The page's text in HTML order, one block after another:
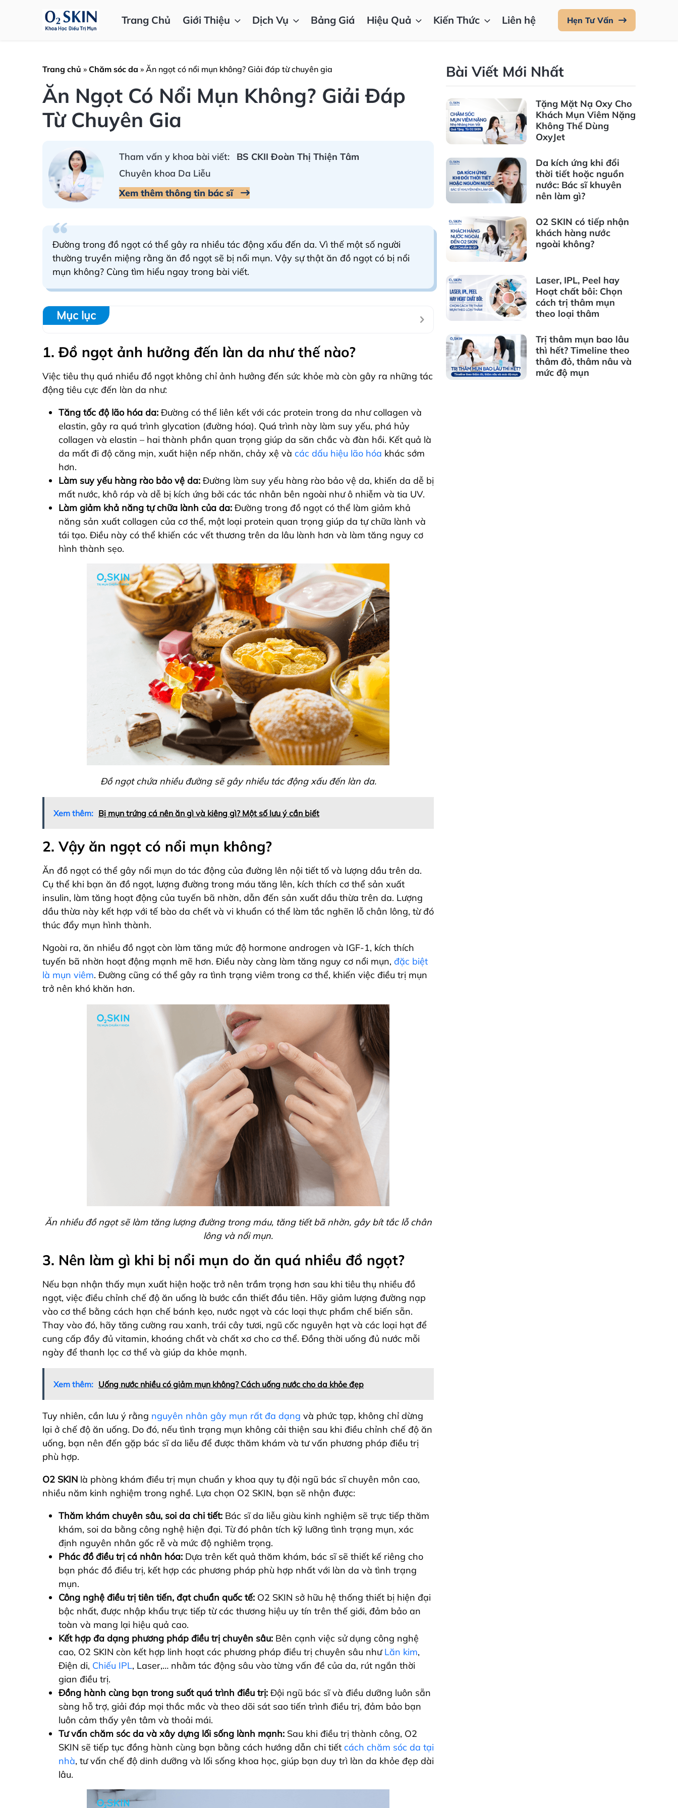
Trang Chủ Giới Thiệu Dịch Vụ Bảng Giá Hiệu Quả Kiến Thức Liên hệ Hẹn Tư Vấn
Trang chủ » Chăm sóc da » Ăn ngọt có nổi mụn không? Giải đáp từ chuyên gia
Ăn Ngọt Có Nổi Mụn Không? Giải Đáp
Từ Chuyên Gia
Tham vấn y khoa bài viết:
BS CKII Đoàn Thị Thiện Tâm
Chuyên khoa Da Liễu
Xem thêm thông tin bác sĩ
Đường trong đồ ngọt có thể gây ra nhiều tác động xấu đến da. Vì thế một số người
thường truyền miệng rằng ăn đồ ngọt sẽ bị nổi mụn. Vậy sự thật ăn đồ ngọt có bị nổi
mụn không? Cùng tìm hiểu ngay trong bài viết.
Mục lục
1. Đồ ngọt ảnh hưởng đến làn da như thế nào?
Việc tiêu thụ quá nhiều đồ ngọt không chỉ ảnh hưởng đến sức khỏe mà còn gây ra những tác
động tiêu cực đến làn da như:
Tăng tốc độ lão hóa da: Đường có thể liên kết với các protein trong da như collagen và
elastin, gây ra quá trình glycation (đường hóa). Quá trình này làm suy yếu, phá hủy
collagen và elastin – hai thành phần quan trọng giúp da săn chắc và đàn hồi. Kết quả là
da mất đi độ căng mịn, xuất hiện nếp nhăn, chảy xệ và các dấu hiệu lão hóa khác sớm
hơn.
Làm suy yếu hàng rào bảo vệ da: Đường làm suy yếu hàng rào bảo vệ da, khiến da dễ bị
mất nước, khô ráp và dễ bị kích ứng bởi các tác nhân bên ngoài như ô nhiễm và tia UV.
Làm giảm khả năng tự chữa lành của da: Đường trong đồ ngọt có thể làm giảm khả
năng sản xuất collagen của cơ thể, một loại protein quan trọng giúp da tự chữa lành và
tái tạo. Điều này có thể khiến các vết thương trên da lâu lành hơn và làm tăng nguy cơ
hình thành sẹo.
Đồ ngọt chứa nhiều đường sẽ gây nhiều tác động xấu đến làn da.
Xem thêm: Bị mụn trứng cá nên ăn gì và kiêng gì? Một số lưu ý cần biết
2. Vậy ăn ngọt có nổi mụn không?
Ăn đồ ngọt có thể gây nổi mụn do tác động của đường lên nội tiết tố và lượng dầu trên da.
Cụ thể khi bạn ăn đồ ngọt, lượng đường trong máu tăng lên, kích thích cơ thể sản xuất
insulin, làm tăng hoạt động của tuyến bã nhờn, dẫn đến sản xuất dầu thừa trên da. Lượng
dầu thừa này kết hợp với tế bào da chết và vi khuẩn có thể làm tắc nghẽn lỗ chân lông, từ đó
thúc đẩy mụn hình thành.
Ngoài ra, ăn nhiều đồ ngọt còn làm tăng mức độ hormone androgen và IGF-1, kích thích
tuyến bã nhờn hoạt động mạnh mẽ hơn. Điều này càng làm tăng nguy cơ nổi mụn, đặc biệt
là mụn viêm. Đường cũng có thể gây ra tình trạng viêm trong cơ thể, khiến việc điều trị mụn
trở nên khó khăn hơn.
Ăn nhiều đồ ngọt sẽ làm tăng lượng đường trong máu, tăng tiết bã nhờn, gây bít tắc lỗ chân
lông và nổi mụn.
3. Nên làm gì khi bị nổi mụn do ăn quá nhiều đồ ngọt?
Nếu bạn nhận thấy mụn xuất hiện hoặc trở nên trầm trọng hơn sau khi tiêu thụ nhiều đồ
ngọt, việc điều chỉnh chế độ ăn uống là bước cần thiết đầu tiên. Hãy giảm lượng đường nạp
vào cơ thể bằng cách hạn chế bánh kẹo, nước ngọt và các loại thực phẩm chế biến sẵn.
Thay vào đó, hãy tăng cường rau xanh, trái cây tươi, ngũ cốc nguyên hạt và các loại hạt để
cung cấp đầy đủ vitamin, khoáng chất và chất xơ cho cơ thể. Đồng thời uống đủ nước mỗi
ngày để thanh lọc cơ thể và giúp da khỏe mạnh.
Xem thêm: Uống nước nhiều có giảm mụn không? Cách uống nước cho da khỏe đẹp
Tuy nhiên, cần lưu ý rằng nguyên nhân gây mụn rất đa dạng và phức tạp, không chỉ dừng
lại ở chế độ ăn uống. Do đó, nếu tình trạng mụn không cải thiện sau khi điều chỉnh chế độ ăn
uống, bạn nên đến gặp bác sĩ da liễu để được thăm khám và tư vấn phương pháp điều trị
phù hợp.
O2 SKIN là phòng khám điều trị mụn chuẩn y khoa quy tụ đội ngũ bác sĩ chuyên môn cao,
nhiều năm kinh nghiệm trong nghề. Lựa chọn O2 SKIN, bạn sẽ nhận được:
Thăm khám chuyên sâu, soi da chi tiết: Bác sĩ da liễu giàu kinh nghiệm sẽ trực tiếp thăm
khám, soi da bằng công nghệ hiện đại. Từ đó phân tích kỹ lưỡng tình trạng mụn, xác
định nguyên nhân gốc rễ và mức độ nghiêm trọng.
Phác đồ điều trị cá nhân hóa: Dựa trên kết quả thăm khám, bác sĩ sẽ thiết kế riêng cho
bạn phác đồ điều trị, kết hợp các phương pháp phù hợp nhất với làn da và tình trạng
mụn.
Công nghệ điều trị tiên tiến, đạt chuẩn quốc tế: O2 SKIN sở hữu hệ thống thiết bị hiện đại
bậc nhất, được nhập khẩu trực tiếp từ các thương hiệu uy tín trên thế giới, đảm bảo an
toàn và mang lại hiệu quả cao.
Kết hợp đa dạng phương pháp điều trị chuyên sâu: Bên cạnh việc sử dụng công nghệ
cao, O2 SKIN còn kết hợp linh hoạt các phương pháp điều trị chuyên sâu như Lăn kim,
Điện di, Chiếu IPL, Laser,… nhằm tác động sâu vào từng vấn đề của da, rút ngắn thời
gian điều trị.
Đồng hành cùng bạn trong suốt quá trình điều trị: Đội ngũ bác sĩ và điều dưỡng luôn sẵn
sàng hỗ trợ, giải đáp mọi thắc mắc và theo dõi sát sao tiến trình điều trị, đảm bảo bạn
luôn cảm thấy yên tâm và thoải mái.
Tư vấn chăm sóc da và xây dựng lối sống lành mạnh: Sau khi điều trị thành công, O2
SKIN sẽ tiếp tục đồng hành cùng bạn bằng cách hướng dẫn chi tiết cách chăm sóc da tại
nhà, tư vấn chế độ dinh dưỡng và lối sống khoa học, giúp bạn duy trì làn da khỏe đẹp dài
lâu.
Bài Viết Mới Nhất
Tặng Mặt Nạ Oxy Cho
Khách Mụn Viêm Nặng
Không Thể Dùng
OxyJet
Da kích ứng khi đổi
thời tiết hoặc nguồn
nước: Bác sĩ khuyên
nên làm gì?
O2 SKIN có tiếp nhận
khách hàng nước
ngoài không?
Laser, IPL, Peel hay
Hoạt chất bôi: Chọn
cách trị thâm mụn
theo loại thâm
Trị thâm mụn bao lâu
thì hết? Timeline theo
thâm đỏ, thâm nâu và
mức độ mụn